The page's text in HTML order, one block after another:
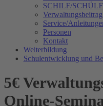
SCHILF/SCHÜLF
Verwaltungsbeitrag
Service/
Personen
Kontakt
Weiterbildung
Schulentwicklung und
5€
Online-